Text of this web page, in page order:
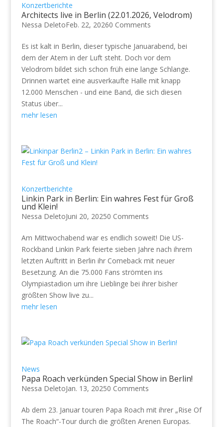
Konzertberichte
Architects live in Berlin (22.01.2026, Velodrom)
Nessa DeletoFeb. 22, 20260 Comments
Es ist kalt in Berlin, dieser typische Januarabend, bei
dem der Atem in der Luft steht. Doch vor dem
Velodrom bildet sich schon früh eine lange Schlange.
Drinnen wartet eine ausverkaufte Halle mit knapp
12.000 Menschen - und eine Band, die sich diesen
Status über...
mehr lesen
Konzertberichte
Linkin Park in Berlin: Ein wahres Fest für Groß
und Klein!
Nessa DeletoJuni 20, 20250 Comments
Am Mittwochabend war es endlich soweit! Die US-
Rockband Linkin Park feierte sieben Jahre nach ihrem
letzten Auftritt in Berlin ihr Comeback mit neuer
Besetzung. An die 75.000 Fans strömten ins
Olympiastadion um ihre Lieblinge bei ihrer bisher
größten Show live zu...
mehr lesen
News
Papa Roach verkünden Special Show in Berlin!
Nessa DeletoJan. 13, 20250 Comments
Ab dem 23. Januar touren Papa Roach mit ihrer „Rise Of
The Roach“-Tour durch die größten Arenen Europas.